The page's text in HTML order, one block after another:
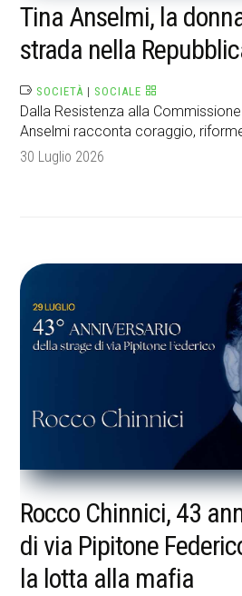
Tina Anselmi, la
strada nella
SOCIETÀ | SOCIALE
Dalla Resistenza alla
Anselmi racconta coraggio,
30 Luglio 2026
Rocco Chinnici, 43
di via Pipitone
la lotta alla mafia